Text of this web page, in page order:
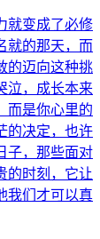
就变成了必修
就的那天，而
的迈向这种挑
泣，成长本来
而是你心里的
的决定，也许
子，那些面对
的时刻，它让
我们才可以真